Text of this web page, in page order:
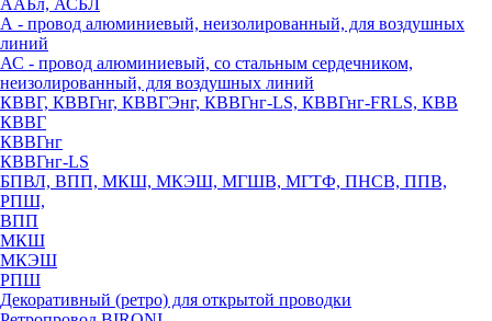
ААБл, АСБЛ
А - провод алюминиевый, неизолированный, для воздушных
линий
АС - провод алюминиевый, со стальным сердечником,
неизолированный, для воздушных линий
КВВГ, КВВГнг, КВВГЭнг, КВВГнг-LS, КВВГнг-FRLS, КВВ
КВВГ
КВВГнг
КВВГнг-LS
БПВЛ, ВПП, МКШ, МКЭШ, МГШВ, МГТФ, ПНСВ, ППВ,
РПШ,
ВПП
МКШ
МКЭШ
РПШ
Декоративный (ретро) для открытой проводки